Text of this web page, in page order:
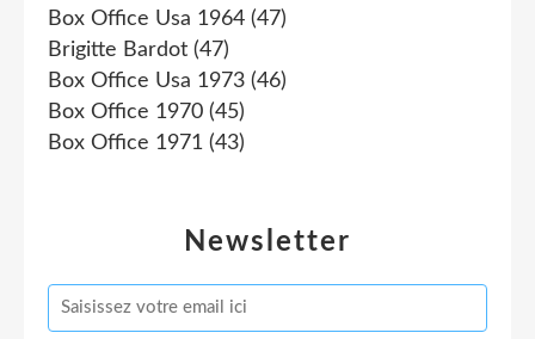
Newsletter
Box Office Usa 1964 (47)
Brigitte Bardot (47)
Box Office Usa 1973 (46)
Box Office 1970 (45)
Box Office 1971 (43)